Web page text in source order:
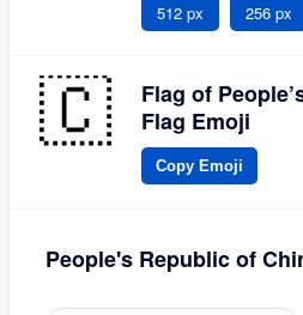
512 px 256 px
Flag of
Flag Emoji
Copy Emoji
People's Republic of